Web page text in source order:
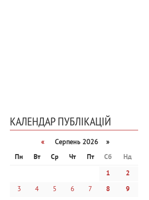
КАЛЕНДАР ПУБЛІКАЦІЙ
«
Серпень 2026 »
Пн
Вт Ср Чт Пт Сб
Нд
1
2
3
4 5 6 7 8
9